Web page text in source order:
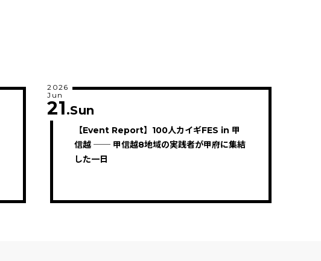
【Event Report】100人カイギFES in 甲
信越 ── 甲信越8地域の実践者が甲府に集結
した一日
2026
Jun
21.Sun